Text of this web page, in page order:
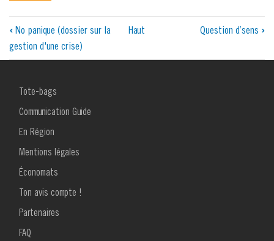
Liens
transversaux
livre
pour
Pourquoi
te
former
‹No panique (dossier sur la
gestion d'une crise)
Haut Question d’sens ›
MENU
FOOTER
Tote-bags
Communication Guide
En Région
Mentions légales
Économats
Ton avis compte !
MENU
FOOTER
Partenaires
FAQ